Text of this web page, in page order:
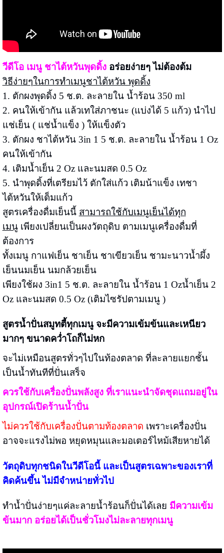
วีดีโอ เมนู ชาไต้หวันพุดดิ้ง อร่อยง่ายๆ ไม่ต้องต้ม
วิธีง่ายๆในการทำเมนูชาไต้หวัน พุดดิ้ง
1. ตักผงพุดดิ้ง 5 ช.ต. ละลายใน น้ำร้อน 350 ml
2. คนให้เข้ากัน แล้วเทใส่ภาชนะ (แบ่งได้ 5 แก้ว) นำไป
แช่เย็น ( แช่น้ำแข็ง ) ให้แข็งตัว
3. ตักผง ชาไต้หวัน 3in 1 5 ช.ต. ละลายใน น้ำร้อน 1 Oz
คนให้เข้ากัน
4. เติมน้ำเย็น 2 Oz และนมสด 0.5 Oz
5. นำพุดดิ้งที่เตรียมไว้ ตักใส่แก้ว เติมน้าแข็ง เทชา
ไต้หวันให้เต็มแก้ว
สูตรเครื่องดื่มเย็นนี้ สามารถใช้กับเมนูเย็นได้ทุก
เมนูเพียงเปลี่ยนเป็นผงวัตถุดิบ ตามเมนูเครื่องดื่มที่
ต้องการ
ทั้งเมนู กาแฟเย็น ชาเย็น ชาเขียวเย็น ชามะนาวน้ำผึ้ง
เย็นนมเย็น นมกล้วยเย็น
เพียงใช้ผง 3in1 5 ช.ต. ละลายใน น้ำร้อน 1 Ozน้ำเย็น 2
Oz และนมสด 0.5 Oz (เติมไซรัปตามเมนู )
สูตรน้ำปั่นสมูทตี้ทุกเมนู จะมีความเข้มข้นและเหนียว
มากๆ ขนาดคว่ำโถก็ไม่หก
จะไม่เหมือนสูตรทั่วๆไปในท้องตลาด ที่ละลายแยกชั้น
เป็นน้ำทันทีที่ปั่นเสร็จ
ควรใช้กับเครื่องปั่นพลังสูง ที่เราแนะนำจัดชุดแถมอยู่ใน
อุปกรณ์เปิดร้านน้ำปั่น
ไม่ควรใช้กับเครื่องปั่นตามท้องตลาด เพราะเครื่องปั่น
อาจจะแรงไม่พอ หยุดหมุนและมอเตอร์ไหม้เสียหายได้
วัตถุดิบทุกชนิดในวีดีโอนี้ และเป็นสูตรเฉพาะของเราที่
คิดค้นขึ้น ไม่มีจำหน่ายทั่วไป
ทำน้ำปั่นง่ายๆแค่ละลายน้ำร้อนก็ปั่นได้เลย มีความเข้ม
ข้นมาก อร่อยได้เป็นชั่วโมงไม่ละลายทุกเมนู